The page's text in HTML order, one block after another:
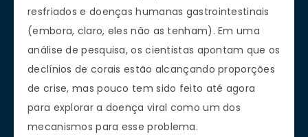
resfriados e doenças humanas gastrointestinais
(embora, claro, eles não as tenham). Em uma
análise de pesquisa, os cientistas apontam que os
declínios de corais estão alcançando proporções
de crise, mas pouco tem sido feito até agora
para explorar a doença viral como um dos
mecanismos para esse problema.